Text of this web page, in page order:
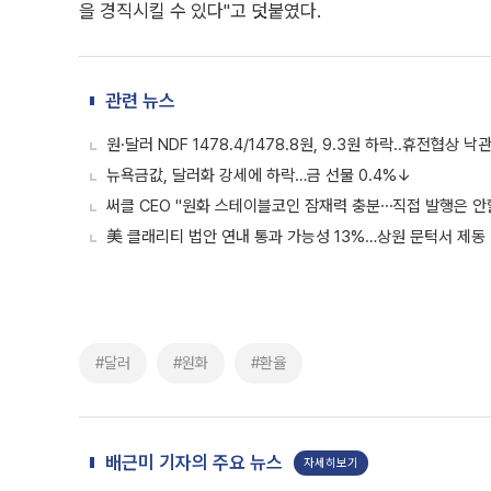
을 경직시킬 수 있다"고 덧붙였다.
관련 뉴스
원·달러 NDF 1478.4/1478.8원, 9.3원 하락..휴전협상 낙
뉴욕금값, 달러화 강세에 하락…금 선물 0.4%↓
써클 CEO "원화 스테이블코인 잠재력 충분⋯직접 발행은 안
美 클래리티 법안 연내 통과 가능성 13%…상원 문턱서 제동
#달러 #원화 #환율
배근미 기자의 주요 뉴스 자세히보기